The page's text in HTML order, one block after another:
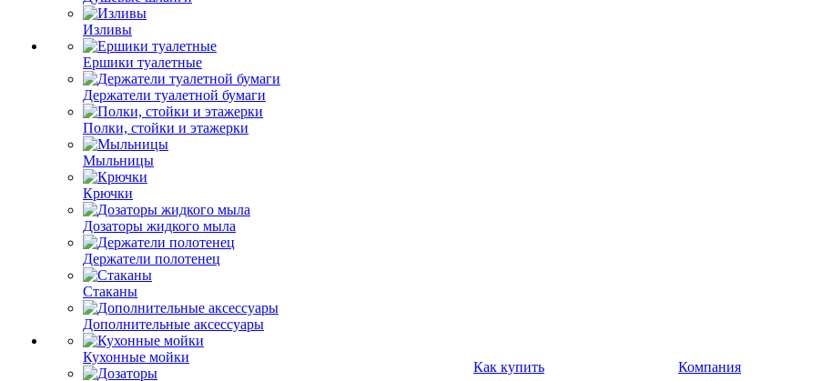
Изливы
Ершики туалетные
Держатели туалетной бумаги
Полки, стойки и этажерки
Мыльницы
Крючки
Дозаторы жидкого мыла
Держатели полотенец
Стаканы
Дополнительные аксессуары
Кухонные мойки
Как купить
Компания